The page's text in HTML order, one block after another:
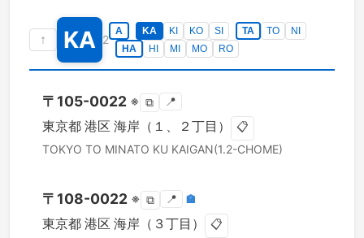
↑ KA 2
A KA KI KO SI TA TO
NI
HA
HI MI MO RO
〒 105-0022 ※ ⧉ 📍
東京都 港区 海岸（１、２丁目） 📋
TOKYO TO MINATO KU KAIGAN(1.2-CHOME)
〒 108-0022 ※ ⧉ 📍 🏣
東京都 港区 海岸（３丁目） 📋